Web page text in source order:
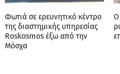
Φωτιά σε ερευνητικό κέντρο
της διαστημικής υπηρεσίας
Roskosmos έξω από την
Μόσχα
Ο